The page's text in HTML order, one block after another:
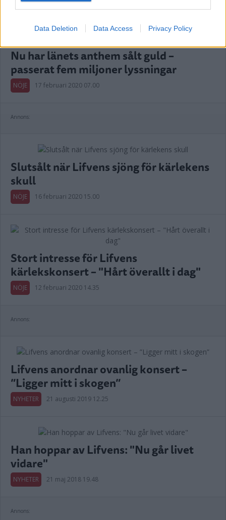
Data Deletion Data Access Privacy Policy
Nu har länets anthem sålt guld –
passerat fem miljoner lyssningar
NÖJE 17 februari 2020 07.00
Annons:
Slutsålt när Lifvens sjöng för kärlekens
skull
NÖJE 16 februari 2020 15.00
Stort intresse för Lifvens
kärlekskonsert – "Hårt överallt i dag"
NÖJE 12 februari 2020 14.35
Annons:
Lifvens anordnar ovanlig konsert –
”Ligger mitt i skogen”
NYHETER 21 augusti 2019 12.25
Han hoppar av Lifvens: "Nu går livet
vidare"
NYHETER 21 maj 2018 19.48
Annons: